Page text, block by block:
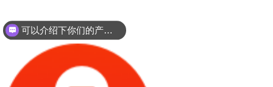
可以介绍下你们的产品么？